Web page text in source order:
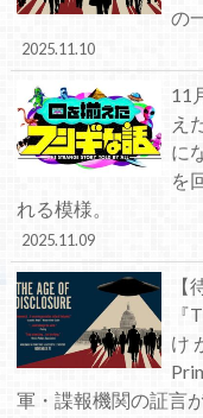
の
2025.11.10
11
え
に
を
れる模様。
2025.11.09
け
軍・諜報機関の証言